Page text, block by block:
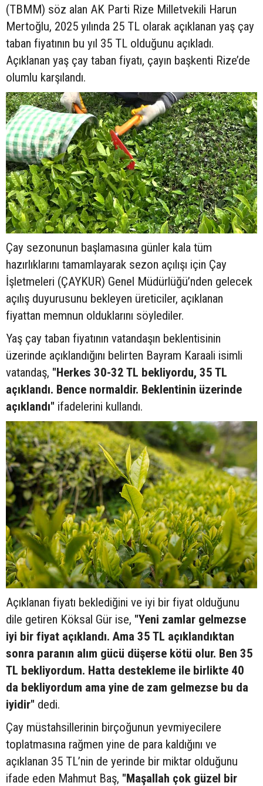
(TBMM) söz alan AK Parti Rize Milletvekili Harun
Mertoğlu, 2025 yılında 25 TL olarak açıklanan yaş çay
taban fiyatının bu yıl 35 TL olduğunu açıkladı.
Açıklanan yaş çay taban fiyatı, çayın başkenti Rize’de
olumlu karşılandı.
Çay sezonunun başlamasına günler kala tüm
hazırlıklarını tamamlayarak sezon açılışı için Çay
İşletmeleri (ÇAYKUR) Genel Müdürlüğü’nden gelecek
açılış duyurusunu bekleyen üreticiler, açıklanan
fiyattan memnun olduklarını söylediler.
Yaş çay taban fiyatının vatandaşın beklentisinin
üzerinde açıklandığını belirten Bayram Karaali isimli
vatandaş, "Herkes 30-32 TL bekliyordu, 35 TL
açıklandı. Bence normaldir. Beklentinin üzerinde
açıklandı" ifadelerini kullandı.
Açıklanan fiyatı beklediğini ve iyi bir fiyat olduğunu
dile getiren Köksal Gür ise, "Yeni zamlar gelmezse
iyi bir fiyat açıklandı. Ama 35 TL açıklandıktan
sonra paranın alım gücü düşerse kötü olur. Ben 35
TL bekliyordum. Hatta destekleme ile birlikte 40
da bekliyordum ama yine de zam gelmezse bu da
iyidir" dedi.
Çay müstahsillerinin birçoğunun yevmiyecilere
toplatmasına rağmen yine de para kaldığını ve
açıklanan 35 TL’nin de yerinde bir miktar olduğunu
ifade eden Mahmut Baş, "Maşallah çok güzel bir